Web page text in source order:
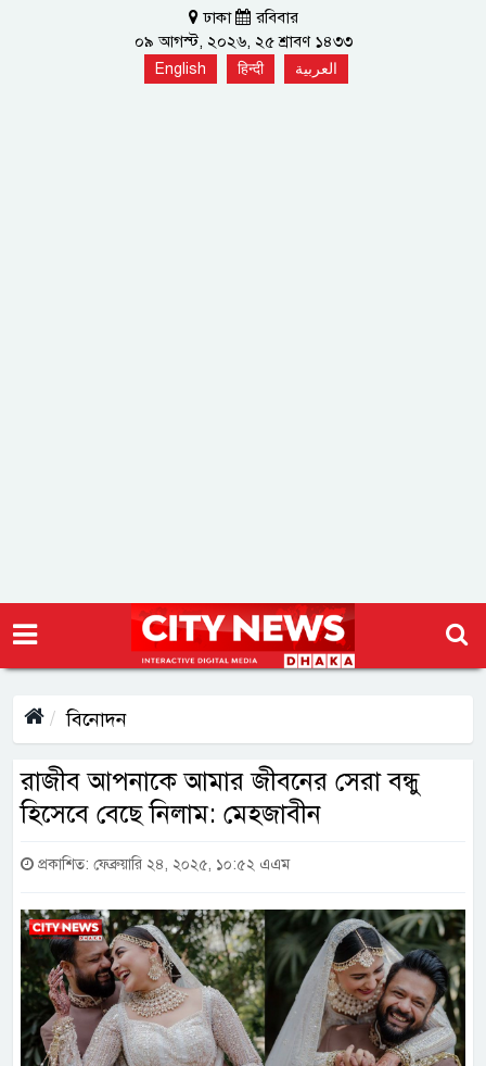
ঢাকা
রবিবার
০৯ আগস্ট, ২০২৬, ২৫ শ্রাবণ ১৪৩৩
English हिन्दी العربية
বিনোদন
রাজীব আপনাকে আমার জীবনের সেরা বন্ধু
হিসেবে বেছে নিলাম: মেহজাবীন
প্রকাশিত: ফেব্রুয়ারি ২৪, ২০২৫, ১০:৫২ এএম